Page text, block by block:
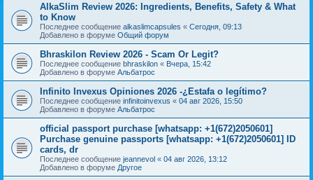
AlkaSlim Review 2026: Ingredients, Benefits, Safety & What
to Know
Последнее сообщение alkaslimcapsules « Сегодня, 09:13
Добавлено в форуме Общий форум
Bhraskilon Review 2026 - Scam Or Legit?
Последнее сообщение bhraskilon « Вчера, 15:42
Добавлено в форуме Альбатрос
Infinito Invexus Opiniones 2026 -¿Estafa o legítimo?
Последнее сообщение infinitoinvexus « 04 авг 2026, 15:50
Добавлено в форуме Альбатрос
official passport purchase [whatsapp: +1(672)2050601]
Purchase genuine passports [whatsapp: +1(672)2050601] ID
cards, dr
Последнее сообщение jeannevol « 04 авг 2026, 13:12
Добавлено в форуме Другое